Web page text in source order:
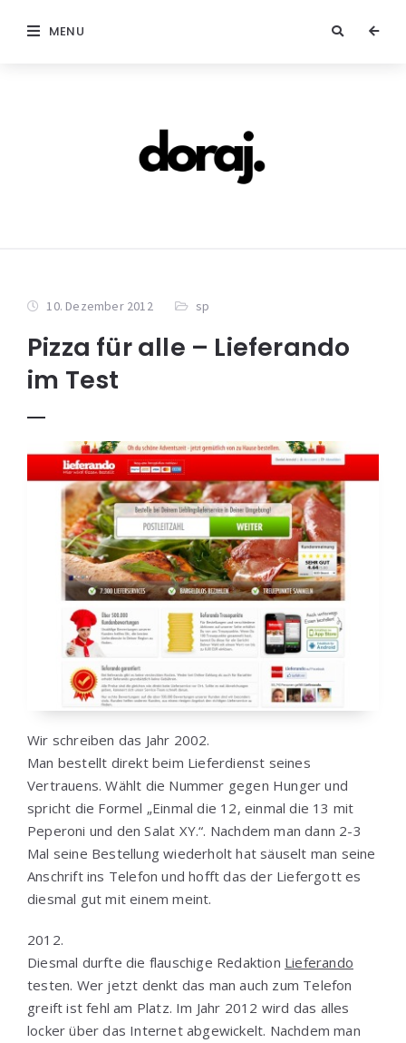
MENU
10. Dezember 2012 sp
Pizza für alle – Lieferando
im Test
Wir schreiben das Jahr 2002.
Man bestellt direkt beim Lieferdienst seines
Vertrauens. Wählt die Nummer gegen Hunger und
spricht die Formel „Einmal die 12, einmal die 13 mit
Peperoni und den Salat XY.“. Nachdem man dann 2-3
Mal seine Bestellung wiederholt hat säuselt man seine
Anschrift ins Telefon und hofft das der Liefergott es
diesmal gut mit einem meint.
2012.
Diesmal durfte die flauschige Redaktion Lieferando
testen. Wer jetzt denkt das man auch zum Telefon
greift ist fehl am Platz. Im Jahr 2012 wird das alles
locker über das Internet abgewickelt. Nachdem man